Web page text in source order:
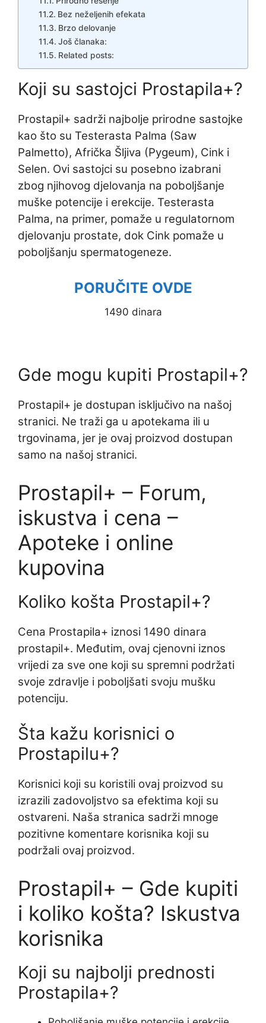
Bez neželjenih efekata
Brzo delovanje
Još članaka:
Related posts:
Koji su sastojci Prostapila+?
Prostapil+ sadrži najbolje prirodne sastojke
kao što su Testerasta Palma (Saw
Palmetto), Afrička Šljiva (Pygeum), Cink i
Selen. Ovi sastojci su posebno izabrani
zbog njihovog djelovanja na poboljšanje
muške potencije i erekcije. Testerasta
Palma, na primer, pomaže u regulatornom
djelovanju prostate, dok Cink pomaže u
poboljšanju spermatogeneze.
PORUČITE OVDE
1490 dinara
Gde mogu kupiti Prostapil+?
Prostapil+ je dostupan isključivo na našoj
stranici. Ne traži ga u apotekama ili u
trgovinama, jer je ovaj proizvod dostupan
samo na našoj stranici.
Prostapil+ – Forum,
iskustva i cena –
Apoteke i online
kupovina
Koliko košta Prostapil+?
Cena Prostapila+ iznosi 1490 dinara
prostapil+. Međutim, ovaj cjenovni iznos
vrijedi za sve one koji su spremni podržati
svoje zdravlje i poboljšati svoju mušku
potenciju.
Šta kažu korisnici o
Prostapilu+?
Korisnici koji su koristili ovaj proizvod su
izrazili zadovoljstvo sa efektima koji su
ostvareni. Naša stranica sadrži mnoge
pozitivne komentare korisnika koji su
podržali ovaj proizvod.
Prostapil+ – Gde kupiti
i koliko košta? Iskustva
korisnika
Koji su najbolji prednosti
Prostapila+?